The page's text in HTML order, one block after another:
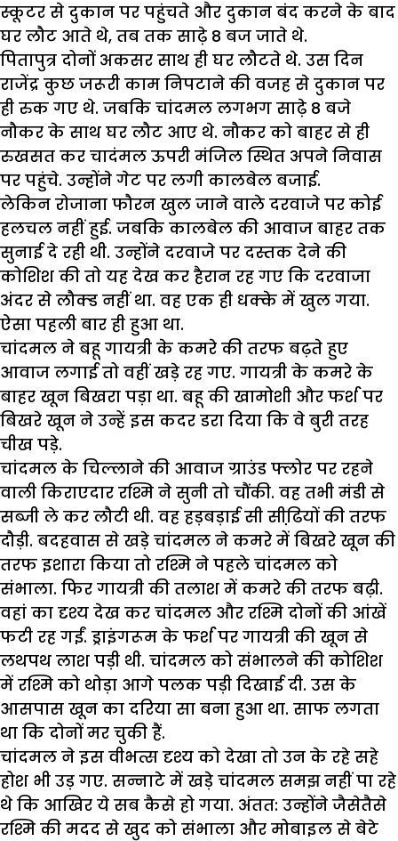
स्कूटर से दुकान पर पहुंचते और दुकान बंद करने के बाद
घर लौट आते थे, तब तक साढ़े 8 बज जाते थे.
पितापुत्र दोनों अकसर साथ ही घर लौटते थे. उस दिन
राजेंद्र कुछ जरूरी काम निपटाने की वजह से दुकान पर
ही रुक गए थे. जबकि चांदमल लगभग साढ़े 8 बजे
नौकर के साथ घर लौट आए थे. नौकर को बाहर से ही
रुखसत कर चादंमल ऊपरी मंजिल स्थित अपने निवास
पर पहुंचे. उन्होंने गेट पर लगी कालबेल बजाई.
लेकिन रोजाना फौरन खुल जाने वाले दरवाजे पर कोई
हलचल नहीं हुई. जबकि कालबेल की आवाज बाहर तक
सुनाई दे रही थी. उन्होंने दरवाजे पर दस्तक देने की
कोशिश की तो यह देख कर हैरान रह गए कि दरवाजा
अंदर से लौक्ड नहीं था. वह एक ही धक्के में खुल गया.
ऐसा पहली बार ही हुआ था.
चांदमल ने बहू गायत्री के कमरे की तरफ बढ़ते हुए
आवाज लगाई तो वहीं खड़े रह गए. गायत्री के कमरे के
बाहर खून बिखरा पड़ा था. बहू की खामोशी और फर्श पर
बिखरे खून ने उन्हें इस कदर डरा दिया कि वे बुरी तरह
चीख पड़े.
चांदमल के चिल्लाने की आवाज ग्राउंड फ्लोर पर रहने
वाली किराएदार रश्मि ने सुनी तो चौंकी. वह तभी मंडी से
सब्जी ले कर लौटी थी. वह हड़बड़ाई सी सीढि़यों की तरफ
दौड़ी. बदहवास से खड़े चांदमल ने कमरे में बिखरे खून की
तरफ इशारा किया तो रश्मि ने पहले चांदमल को
संभाला. फिर गायत्री की तलाश में कमरे की तरफ बढ़ी.
वहां का दृश्य देख कर चांदमल और रश्मि दोनों की आंखें
फटी रह गईं. ड्राइंगरूम के फर्श पर गायत्री की खून से
लथपथ लाश पड़ी थी. चांदमल को संभालने की कोशिश
में रश्मि को थोड़ा आगे पलक पड़ी दिखाई दी. उस के
आसपास खून का दरिया सा बना हुआ था. साफ लगता
था कि दोनों मर चुकी हैं.
चांदमल ने इस वीभत्स दृश्य को देखा तो उन के रहे सहे
होश भी उड़ गए. सन्नाटे में खड़े चांदमल समझ नहीं पा रहे
थे कि आखिर ये सब कैसे हो गया. अंतत: उन्होंने जैसेतैसे
रश्मि की मदद से खुद को संभाला और मोबाइल से बेटे